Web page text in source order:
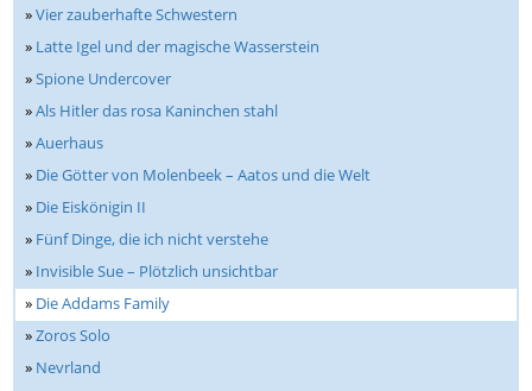
»Vier zauberhafte Schwestern
» Latte Igel und der magische Wasserstein
»Spione Undercover
»Als Hitler das rosa Kaninchen stahl
»Auerhaus
» Die Götter von Molenbeek – Aatos und die Welt
» Die Eiskönigin II
» Fünf Dinge, die ich nicht verstehe
» Invisible Sue – Plötzlich unsichtbar
» Die Addams Family
»Zoros Solo
» Nevrland